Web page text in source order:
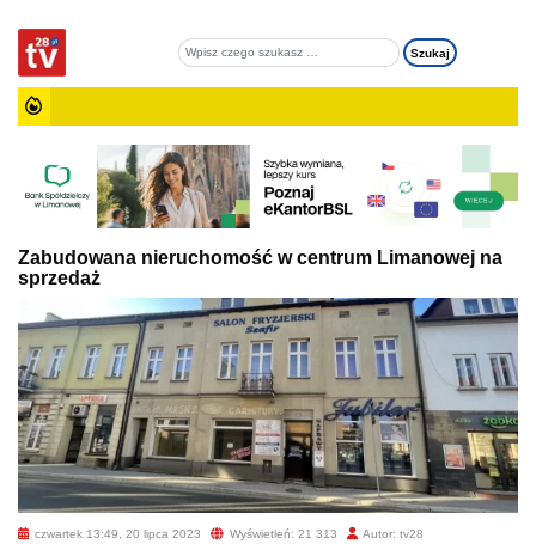
Zabudowana nieruchomość w centrum Limanowej na
sprzedaż
czwartek 13:49, 20 lipca 2023 Wyświetleń: 21 313 Autor: tv28